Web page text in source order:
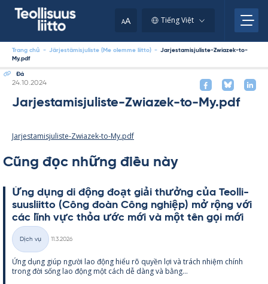
AA Tiếng Việt
Trang chủ - Järjestämisjuliste (Me olemme liitto) - Jarjestamisjuliste-Zwiazek-to-
My.pdf
Đá
Kirjoitettu
24.10.2024
Jarjestamisjuliste-Zwiazek-to-My.pdf
Jarjestamisjuliste-Zwiazek-to-My.pdf
Cũng đọc những điều này
Ứng dụng di động đoạt giải thưởng của Teol­li­
suus­liitto (Công đoàn Công ng­hiệp) mở rộng với
các lĩnh vực thỏa ước mới và một tên gọi mới
Thể
loại
Dịch vụ
11.3.2026
Ứng dụng giúp người lao động hiểu rõ qu­yền lợi và trách nhiệm chính
trong đời sống lao động một cách dễ dàng và bằng...